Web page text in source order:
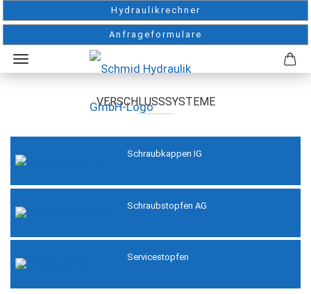
Hydraulikrechner
Anfrageformulare
VERSCHLUSSSYSTEME
Schraubkappen IG
Schraubstopfen AG
Servicestopfen